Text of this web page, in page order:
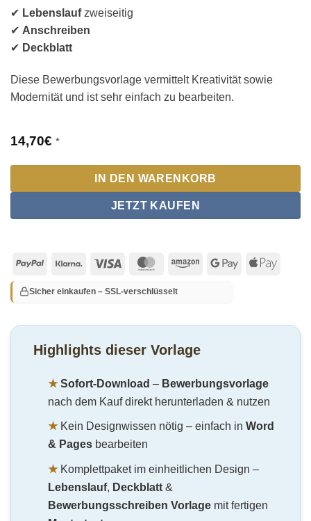
✔ Lebenslauf zweiseitig
✔ Anschreiben
✔ Deckblatt
Diese Bewerbungsvorlage vermittelt Kreativität sowie
Modernität und ist sehr einfach zu bearbeiten.
14,70€ *
IN DEN WARENKORB
JETZT KAUFEN
PayPal Klarna Visa MasterCardAmazonGoogle Apple
Sicher einkaufen – SSL-verschlüsselt
Highlights dieser Vorlage
★ Sofort-Download – Bewerbungsvorlage
nach dem Kauf direkt herunterladen & nutzen
★Kein Designwissen nötig – einfach in Word
& Pagesbearbeiten
★Komplettpaket im einheitlichen Design –
Lebenslauf, Deckblatt&
Bewerbungsschreiben Vorlagemit fertigen